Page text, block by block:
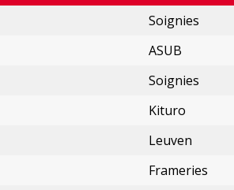
Soignies
ASUB
Soignies
Kituro
Leuven
Frameries